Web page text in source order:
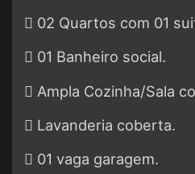
 02 Quartos com 01
 01 Banheiro social.
 Ampla Cozinha/Sala
 Lavanderia coberta.
 01 vaga garagem.